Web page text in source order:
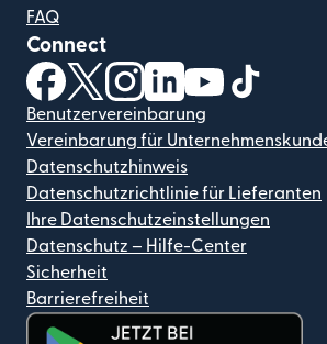
FAQ
Connect
(wird in einem neuen Fenster
(wird in einem neuen
(wird in einem neuen
(wird in einem
(wird in
Benutzervereinbarung
Vereinbarung für
Datenschutzhinweis
Datenschutzrichtlinie für Lieferanten
Ihre Datenschutzeinstellungen
Datenschutz – Hilfe-Center
Sicherheit
Barrierefreiheit